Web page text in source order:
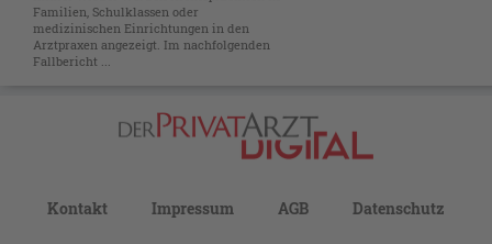
Familien, Schulklassen oder
medizinischen Einrichtungen in den
Arztpraxen angezeigt. Im nachfolgenden
Fallbericht ...
Kontakt Impressum AGB Datenschutz